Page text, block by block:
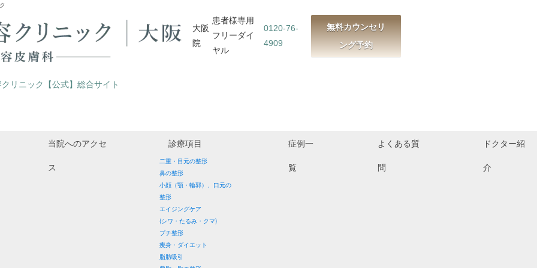
大阪
院
患者様専用
フリーダイ
ヤル
0120-76-
4909
無料カウンセリ
ング予約
リニック【公式】総合サイト
当院へのアクセ
ス
診療項目
二重・目元の整形
鼻の整形
小顔（顎・輪郭）、口元の
整形
エイジングケア
(シワ・たるみ・クマ)
プチ整形
痩身・ダイエット
脂肪吸引
症例一
覧
よくある質
問
ドクター紹
介